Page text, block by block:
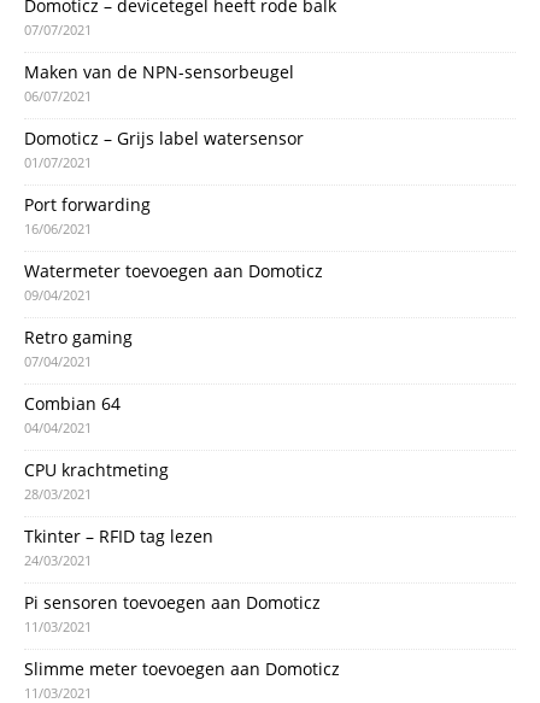
Domoticz – devicetegel heeft rode balk
07/07/2021
Maken van de NPN-sensorbeugel
06/07/2021
Domoticz – Grijs label watersensor
01/07/2021
Port forwarding
16/06/2021
Watermeter toevoegen aan Domoticz
09/04/2021
Retro gaming
07/04/2021
Combian 64
04/04/2021
CPU krachtmeting
28/03/2021
Tkinter – RFID tag lezen
24/03/2021
Pi sensoren toevoegen aan Domoticz
11/03/2021
Slimme meter toevoegen aan Domoticz
11/03/2021